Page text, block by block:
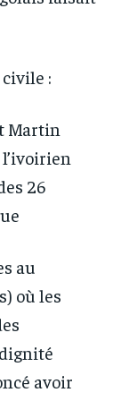
:
Martin
26
au
où les
avoir